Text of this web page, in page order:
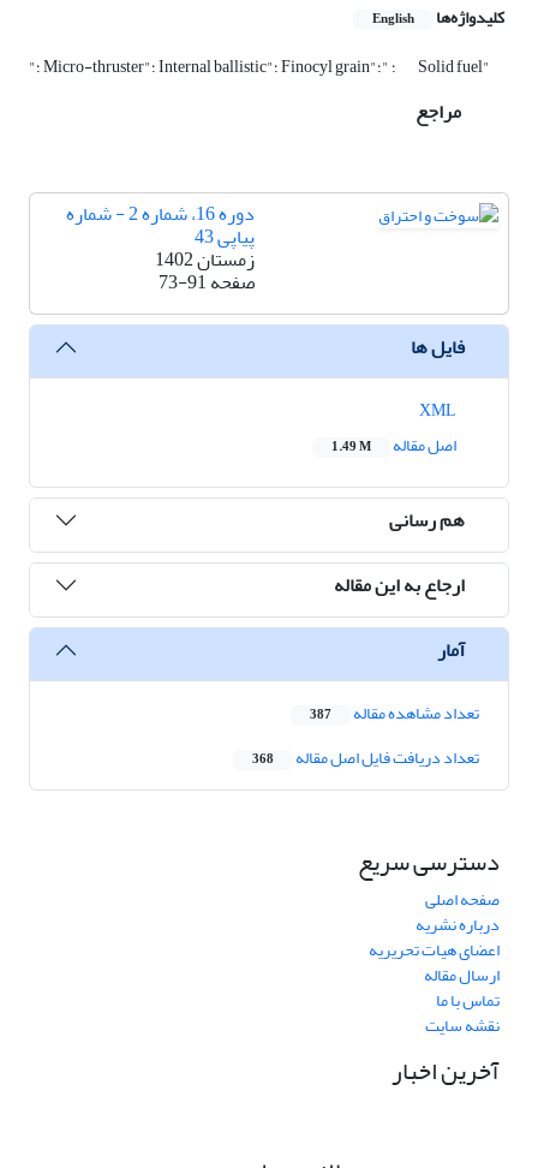
کلیدواژه‌ها English
"؛ Micro-thruster"؛ Internal ballistic"؛ Finocyl grain"؛ "؛ Solid fuel"
مراجع
دوره 16، شماره 2 - شماره
پیاپی 43
زمستان 1402
صفحه73-91
فایل ها
اصل مقاله
1.49 M
هم رسانی
ارجاع به این مقاله
آمار
تعداد مشاهده مقاله 387
تعداد دریافت فایل اصل مقاله 368
دسترسی سریع
صفحه اصلی
درباره نشریه
اعضای هیات تحریریه
ارسال مقاله
تماس با ما
نقشه سایت
آخرین اخبار